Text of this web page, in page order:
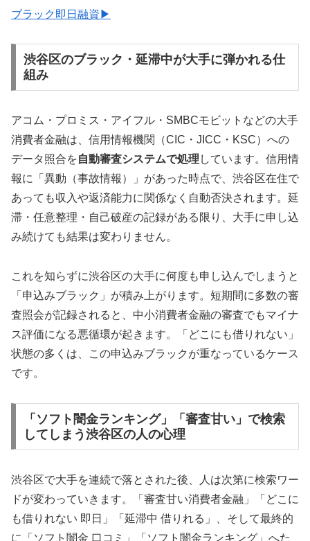
ブラック即日融資▶
渋谷区のブラック・延滞中が大手に弾かれる仕
組み
アコム・プロミス・アイフル・SMBCモビットなどの大手
消費者金融は、信用情報機関（CIC・JICC・KSC）への
データ照合を自動審査システムで処理 しています。信用情
報に「異動（事故情報）」があった時点で、渋谷区在住で
あっても収入や返済能力に関係なく自動否決されます。延
滞・任意整理・自己破産の記録がある限り、大手に申し込
み続けても結果は変わりません。
これを知らずに渋谷区の大手に何度も申し込んでしまうと
「申込みブラック」が積み上がります。短期間に多数の審
査照会が記録されると、中小消費者金融の審査でもマイナ
ス評価になる悪循環が起きます。「どこにも借りれない」
状態の多くは、この申込みブラックが重なっているケース
です。
「ソフト闇金ランキング」「審査甘い」で検索
してしまう渋谷区の人の心理
渋谷区で大手を連続で落とされた後、人は次第に検索ワー
ドが変わっていきます。「審査甘い消費者金融」「どこに
も借りれない 即日」「延滞中 借りれる」、そして最終的
に「ソフト闇金 口コミ」「ソフト闇金ランキング」へた